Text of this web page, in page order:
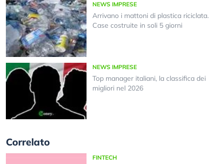
NEWS IMPRESE
Arrivano i mattoni di plastica riciclata.
Case costruite in soli 5 giorni
NEWS IMPRESE
Top manager italiani, la classifica dei
migliori nel 2026
Correlato
FINTECH